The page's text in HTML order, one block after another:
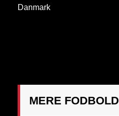
Danmark
MERE FODBOLD